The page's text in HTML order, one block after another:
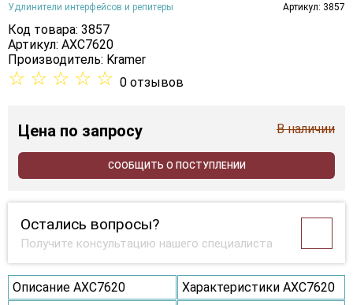
Удлинители интерфейсов и репитеры Артикул: 3857
Код товара: 3857
Артикул: AXC7620
Производитель: Kramer
☆ ☆ ☆ ☆ ☆ 0 отзывов
Цена по запросу В наличии
СООБЩИТЬ О ПОСТУПЛЕНИИ
Остались вопросы?
Получите консультацию нашего специалиста
Описание AXC7620
Характеристики AXC7620